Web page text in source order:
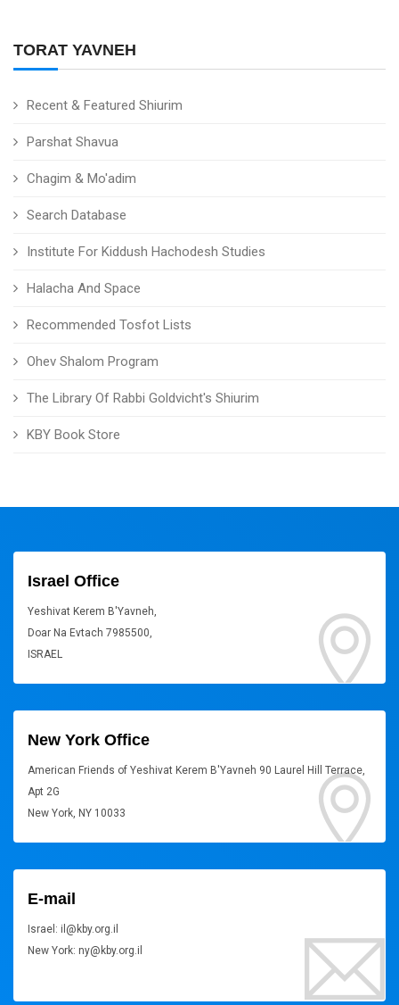
TORAT YAVNEH
Recent & Featured Shiurim
Parshat Shavua
Chagim & Mo'adim
Search Database
Institute For Kiddush Hachodesh Studies
Halacha And Space
Recommended Tosfot Lists
Ohev Shalom Program
The Library Of Rabbi Goldvicht's Shiurim
KBY Book Store
Israel Office
Yeshivat Kerem B'Yavneh,
Doar Na Evtach 7985500,
ISRAEL
New York Office
American Friends of Yeshivat Kerem B'Yavneh 90 Laurel Hill Terrace,
Apt 2G
New York, NY 10033
E-mail
Israel: il@kby.org.il
New York: ny@kby.org.il